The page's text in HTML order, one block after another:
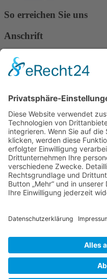
So erreichen Sie uns
Anschrift
Verband Deutscher
Verbandsverwaltung
Am Rosenbraken 12
E-Mail
Diese E-Mail-Adresse ist vor
muss JavaScript eingeschaltet
Diese E-Mail-Adresse ist vor
muss JavaScript eingeschaltet
Telefon Service-Team
Tel: 0261-1349 5200
Tel: 0172-546 19 20
Datenschutzerklärung
Der Gesundheitsverband für